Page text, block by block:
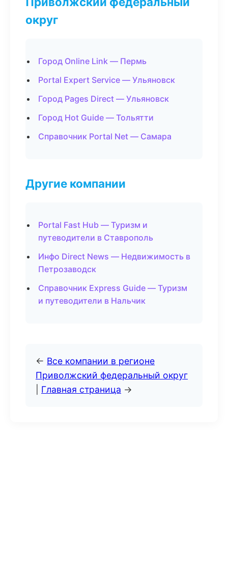
округ
Город Online Link — Пермь
Portal Expert Service — Ульяновск
Город Pages Direct — Ульяновск
Город Hot Guide — Тольятти
Справочник Portal Net — Самара
Другие компании
Portal Fast Hub — Туризм и
путеводители в Ставрополь
Инфо Direct News — Недвижимость в
Петрозаводск
Справочник Express Guide — Туризм
и путеводители в Нальчик
← Все компании в регионе
Приволжский федеральный округ
Главная страница →